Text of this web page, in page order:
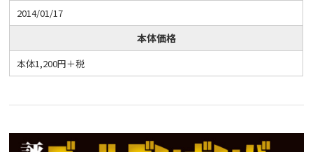
2014/01/17
本体価格
本体1,200円＋税